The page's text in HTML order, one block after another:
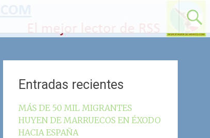
Entradas recientes
MÁS DE 50 MIL MIGRANTES
HUYEN DE MARRUECOS EN ÉXODO
HACIA ESPAÑA